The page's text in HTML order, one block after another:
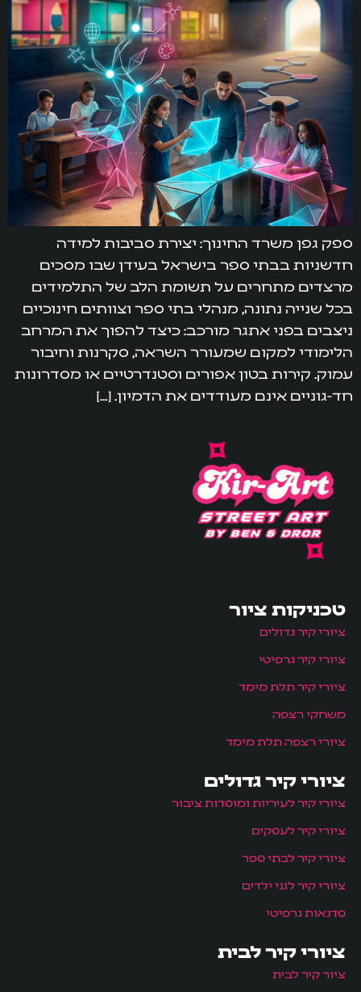
ספק גפן משרד החינוך: יצירת סביבות למידה
חדשניות בבתי ספר בישראל בעידן שבו מסכים
מרצדים מתחרים על תשומת הלב של התלמידים
בכל שנייה נתונה, מנהלי בתי ספר וצוותים חינוכיים
ניצבים בפני אתגר מורכב: כיצד להפוך את המרחב
הלימודי למקום שמעורר השראה, סקרנות וחיבור
עמוק. קירות בטון אפורים וסטנדרטיים או מסדרונות
חד-גוניים אינם מעודדים את הדמיון. […]
טכניקות ציור
ציורי קיר גדולים
ציורי קיר גרפיטי
ציורי קיר תלת מימד
משחקי רצפה
ציורי רצפה תלת מימד
ציורי קיר גדולים
ציורי קיר לעיריות ומוסדות ציבור
ציורי קיר לעסקים
ציורי קיר לבתי ספר
ציורי קיר לגני ילדים
סדנאות גרפיטי
ציורי קיר לבית
ציור קיר לבית